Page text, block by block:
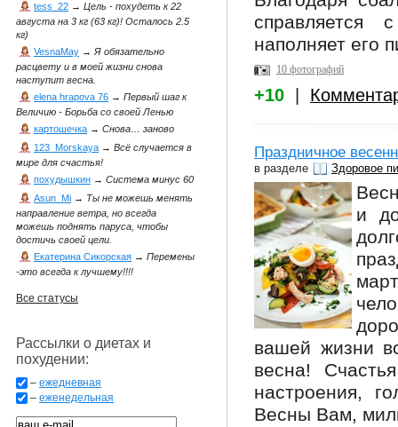
справляется
наполняет его
10 фотографий
+10
Праздничное
в разделе Здоровое
и
вашей жизни
весна!
настроения,
Весны Вам,
tess_22 → Цель - похудеть к 22
августа на 3 кг (63 кг)! Осталось 2.5
кг)
VesnaMay →Я обязательно
расцвету и в моей жизни снова
наступит весна.
elena hrapova 76 → Первый шаг к
Величию - Борьба со своей Ленью
картошечка → Снова… заново
123_Morskaya → Всё случается в
мире для счастья!
похудышкин → Система минус 60
Asun_Mi → Ты не можешь менять
направление ветра, но всегда
можешь поднять паруса, чтобы
достичь своей цели.
Екатерина Сикорская → Перемены
-это всегда к лучшему!!!!
Все статусы
Рассылки о диетах и
похудении:
– ежедневная
– еженедельная